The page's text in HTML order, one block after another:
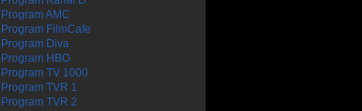
Program AMC
Program FilmCafe
Program Diva
Program HBO
Program TV 1000
Program TVR 1
Program TVR 2